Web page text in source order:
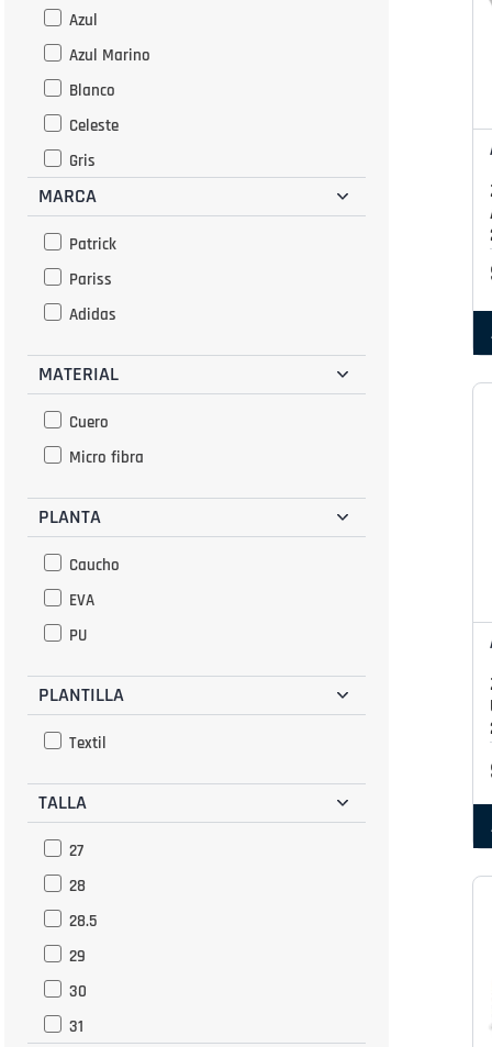
Azul
Azul Marino
Blanco
Celeste
Gris
Marino
Rojo
MARCA
Patrick
Pariss
Adidas
MATERIAL
Cuero
Micro fibra
PLANTA
Caucho
EVA
PU
PLANTILLA
Textil
TALLA
27
28
28.5
29
30
31